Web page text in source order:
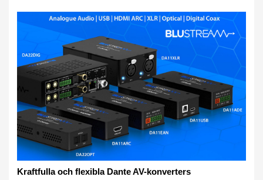
Kraftfulla och flexibla Dante AV-konverters